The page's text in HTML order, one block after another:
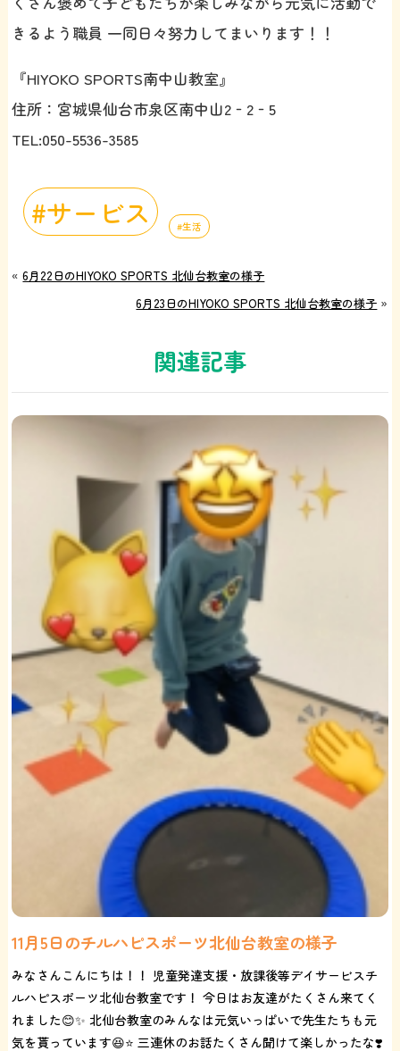
きるよう職員 一同日々努力してまいります！！
『HIYOKO SPORTS南中山教室』
住所：宮城県仙台市泉区南中山2‐2‐5
TEL:050-5536-3585
サービス 生活
«6月22日のHIYOKO SPORTS 北仙台教室の様子
6月23日のHIYOKO SPORTS 北仙台教室の様子 »
関連記事
11月5日のチルハピスポーツ北仙台教室の様子
みなさんこんにちは！！ 児童発達支援・放課後等デイサービスチ
ルハピスポーツ北仙台教室です！ 今日はお友達がたくさん来てく
れました😊✨ 北仙台教室のみんなは元気いっぱいで先生たちも元
気を貰っています😆⭐️ 三連休のお話たくさん聞けて楽しかったな❣️